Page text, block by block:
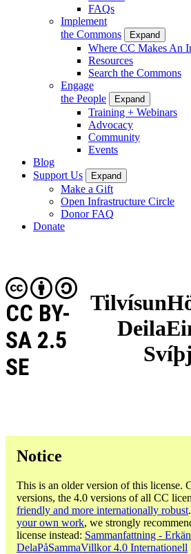
FAQs
Implement
the Commons
Expand
Where CC Makes An
Resources
Search the Commons
Engage
the People
Expand
Training + Webinars
Advocacy
Community
Events
Blog
Support Us
Expand
Make a Gift
Open Infrastructure Circle
Donor FAQ
Donate
CC BY-
SA 2.5
SE
Notice
This is an older version of this license.
versions, the 4.0 versions of all CC
friendly and more internationally robust
your own work, we strongly
license instead: Sammanfattning -
DelaPåSammaVillkor 4.0 Internationell